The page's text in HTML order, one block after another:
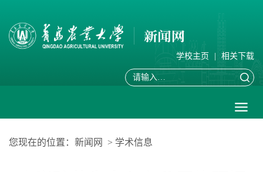
学校主页 相关下载
您现在的位置： 新闻网 > 学术信息